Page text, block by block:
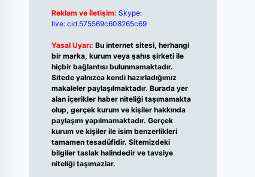
Reklam ve İletişim: Skype:
live:.cid.575569c608265c69
Yasal Uyarı: Bu internet sitesi, herhangi
bir marka, kurum veya şahıs şirketi ile
hiçbir bağlantısı bulunmamaktadır.
Sitede yalnızca kendi hazırladığımız
makaleler paylaşılmaktadır. Burada yer
alan içerikler haber niteliği taşımamakta
olup, gerçek kurum ve kişiler hakkında
paylaşım yapılmamaktadır. Gerçek
kurum ve kişiler ile isim benzerlikleri
tamamen tesadüfidir. Sitemizdeki
bilgiler taslak halindedir ve tavsiye
niteliği taşımazlar.